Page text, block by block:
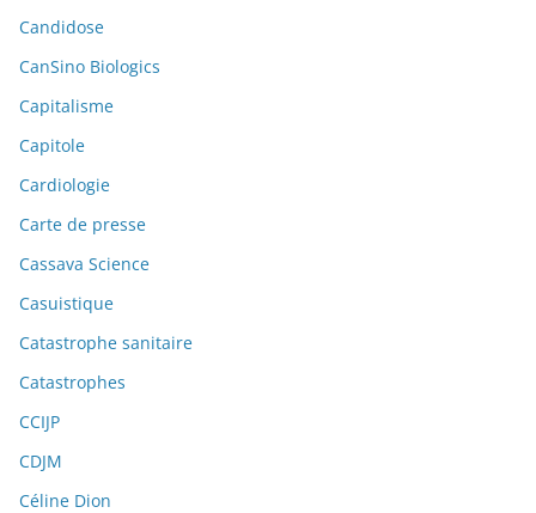
Candidose
CanSino Biologics
Capitalisme
Capitole
Cardiologie
Carte de presse
Cassava Science
Casuistique
Catastrophe sanitaire
Catastrophes
CCIJP
CDJM
Céline Dion